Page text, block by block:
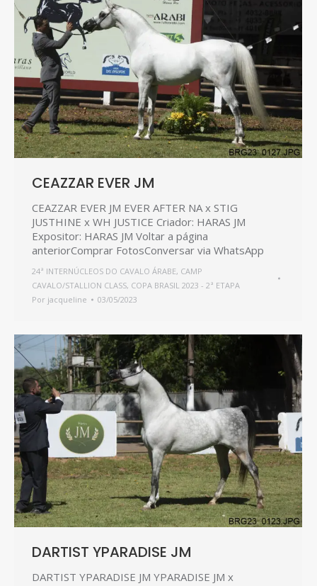
CEAZZAR EVER JM
CEAZZAR EVER JM EVER AFTER NA x STIG
JUSTHINE x WH JUSTICE Criador: HARAS JM
Expositor: HARAS JM Voltar a página
anteriorComprar FotosConversar via WhatsApp
24ª INTERNÚCLEOS DO CAVALO ÁRABE, CAMP
CAVALO/STALLION CLASS, COPA BRASIL 2023 - 2ª ETAPA
Por jacqueline 03/05/2023
DARTIST YPARADISE JM
DARTIST YPARADISE JM YPARADISE JM x